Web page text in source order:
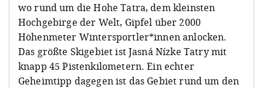
wo rund um die Hohe Tatra, dem kleinsten
Hochgebirge der Welt, Gipfel über 2000
Höhenmeter Wintersportler*innen anlocken.
Das größte Skigebiet ist Jasná Nízke Tatry mit
knapp 45 Pistenkilometern. Ein echter
Geheimtipp dagegen ist das Gebiet rund um den